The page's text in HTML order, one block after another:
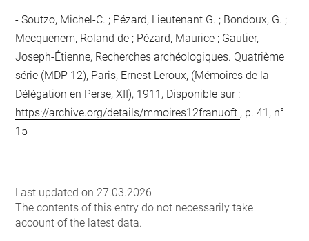
Soutzo, Michel-C. ; Pézard, Lieutenant G. ; Bondoux, G. ;
Mecquenem, Roland de ; Pézard, Maurice ; Gautier,
Joseph-Étienne, Recherches archéologiques. Quatrième
série (MDP 12), Paris, Ernest Leroux, (Mémoires de la
Délégation en Perse, XII), 1911, Disponible sur :
https://archive.org/details/mmoires12franuoft , p. 41, n°
15
Last updated on 27.03.2026
The contents of this entry do not necessarily take
account of the latest data.